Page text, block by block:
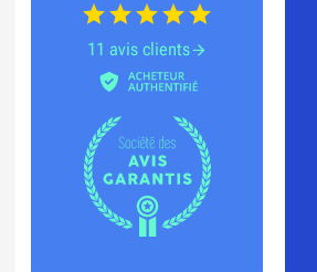
11 avis clients